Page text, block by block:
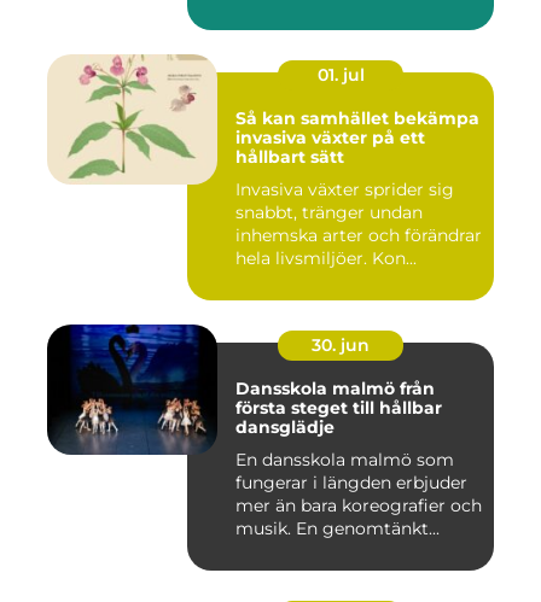
01. jul
Så kan samhället bekämpa
invasiva växter på ett
hållbart sätt
Invasiva växter sprider sig
snabbt, tränger undan
inhemska arter och förändrar
hela livsmiljöer. Kon...
30. jun
Dansskola malmö från
första steget till hållbar
dansglädje
En dansskola malmö som
fungerar i längden erbjuder
mer än bara koreografier och
musik. En genomtänkt...